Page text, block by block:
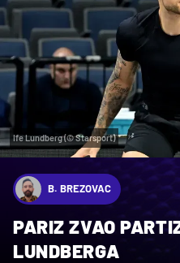
Ife Lundberg (© Starsport)
B. BREZOVAC
PARIZ ZVAO
LUNDBERGA